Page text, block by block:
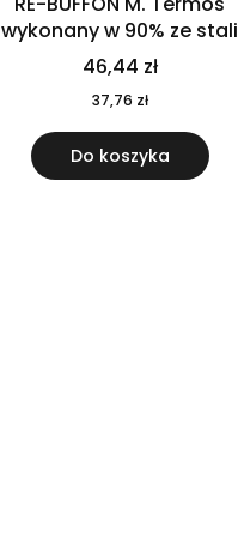
wykonany w 90% ze stali
nierdzewnej pochodzącej z
recyklingu 520 ml 94294
46,44 zł
37,76 zł
Do koszyka